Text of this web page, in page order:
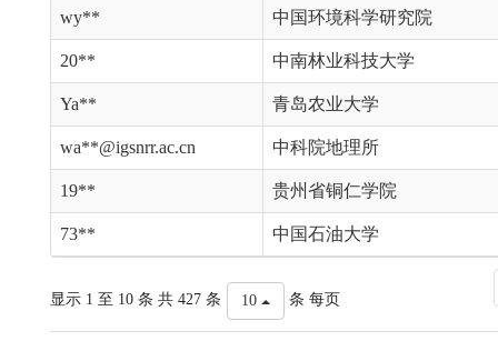
wy** 中国环境科学研究院
20** 中南林业科技大学
Ya** 青岛农业大学
wa**@igsnrr.ac.cn 中科院地理所
19** 贵州省铜仁学院
73** 中国石油大学
显示 1 至 10 条 共 427 条 10 条 每页